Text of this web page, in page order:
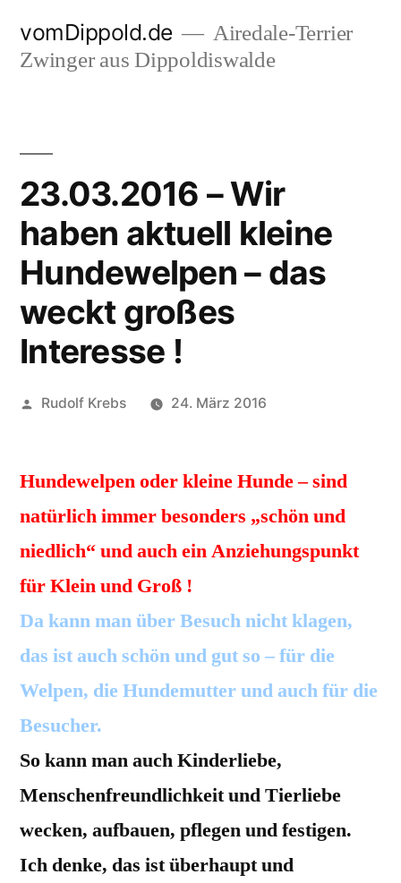
Inhalt
vomDippold.de
Airedale-Terrier
Zwinger aus Dippoldiswalde
23.03.2016 – Wir
haben aktuell kleine
Hundewelpen – das
weckt großes
Interesse !
Veröffentlicht
Rudolf Krebs 24. März 2016
Hundewelpen oder kleine Hunde – sind
natürlich immer besonders „schön und
niedlich“ und auch ein Anziehungspunkt
für Klein und Groß !
Da kann man über Besuch nicht klagen,
das ist auch schön und gut so – für die
Welpen, die Hundemutter und auch für die
Besucher.
So kann man auch Kinderliebe,
Menschenfreundlichkeit und Tierliebe
wecken, aufbauen, pflegen und festigen.
Ich denke, das ist überhaupt und